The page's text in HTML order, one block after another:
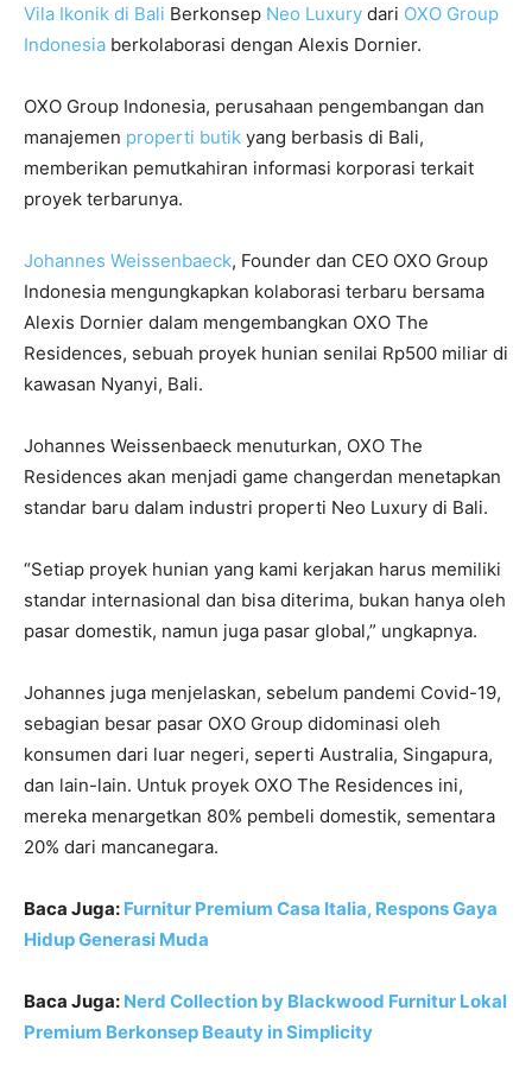
Vila Ikonik di Bali Berkonsep Neo Luxury dari OXO Group
Indonesia berkolaborasi dengan Alexis Dornier.
OXO Group Indonesia, perusahaan pengembangan dan
manajemen properti butik yang berbasis di Bali,
memberikan pemutkahiran informasi korporasi terkait
proyek terbarunya.
Johannes Weissenbaeck, Founder dan CEO OXO Group
Indonesia mengungkapkan kolaborasi terbaru bersama
Alexis Dornier dalam mengembangkan OXO The
Residences, sebuah proyek hunian senilai Rp500 miliar di
kawasan Nyanyi, Bali.
Johannes Weissenbaeck menuturkan, OXO The
Residences akan menjadi game changerdan menetapkan
standar baru dalam industri properti Neo Luxury di Bali.
“Setiap proyek hunian yang kami kerjakan harus memiliki
standar internasional dan bisa diterima, bukan hanya oleh
pasar domestik, namun juga pasar global,” ungkapnya.
Johannes juga menjelaskan, sebelum pandemi Covid-19,
sebagian besar pasar OXO Group didominasi oleh
konsumen dari luar negeri, seperti Australia, Singapura,
dan lain-lain. Untuk proyek OXO The Residences ini,
mereka menargetkan 80% pembeli domestik, sementara
20% dari mancanegara.
Baca Juga: Furnitur Premium Casa Italia, Respons Gaya
Hidup Generasi Muda
Baca Juga: Nerd Collection by Blackwood Furnitur Lokal
Premium Berkonsep Beauty in Simplicity